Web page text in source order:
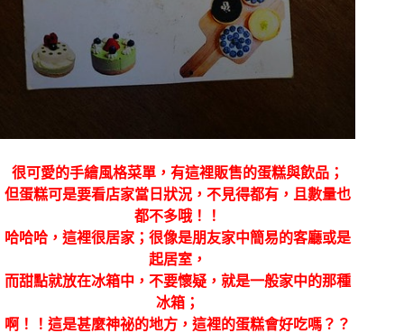
很可愛的手繪風格菜單，有這裡販售的蛋糕與飲品；
但蛋糕可是要看店家當日狀況，不見得都有，且數量也
都不多哦！！
哈哈哈，這裡很居家；很像是朋友家中簡易的客廳或是
起居室，
而甜點就放在冰箱中，不要懷疑，就是一般家中的那種
冰箱；
啊！！這是甚麼神祕的地方，這裡的蛋糕會好吃嗎？？